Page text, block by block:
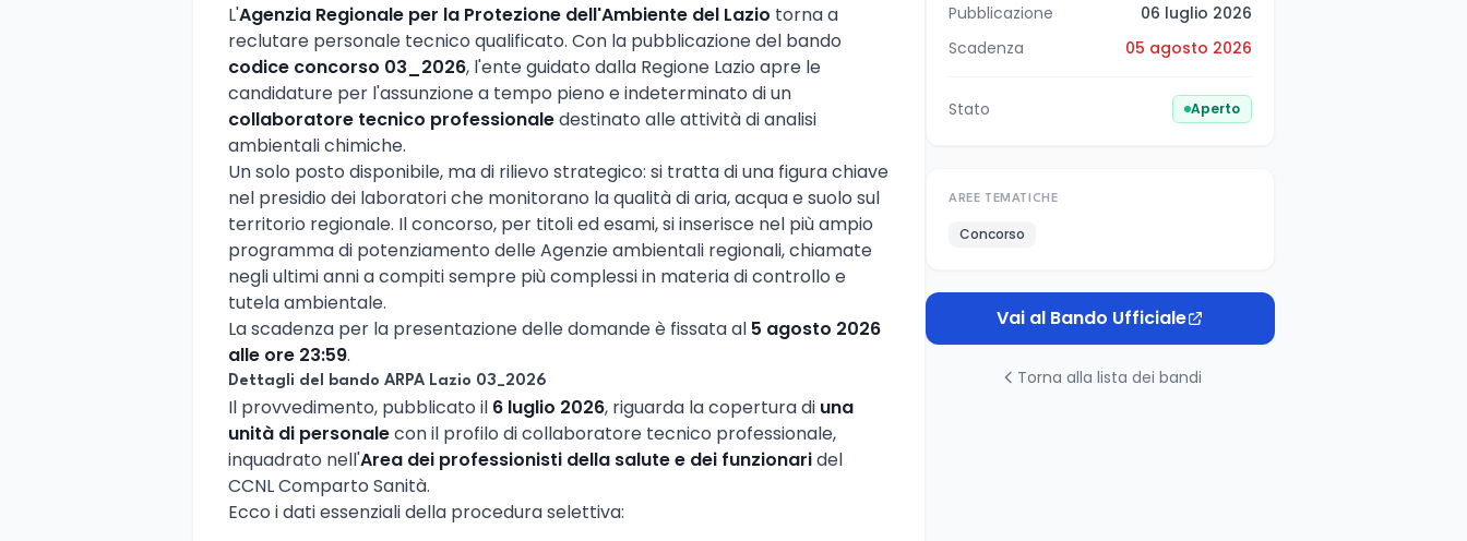
L'Agenzia Regionale per la Protezione dell'Ambiente del Lazio torna a
reclutare personale tecnico qualificato. Con la pubblicazione del bando
codice concorso 03_2026, l'ente guidato dalla Regione Lazio apre le
candidature per l'assunzione a tempo pieno e indeterminato di un
collaboratore tecnico professionaledestinato alle attività di analisi
ambientali chimiche.
Un solo posto disponibile, ma di rilievo strategico: si tratta di una figura chiave
nel presidio dei laboratori che monitorano la qualità di aria, acqua e suolo sul
territorio regionale. Il concorso, per titoli ed esami, si inserisce nel più ampio
programma di potenziamento delle Agenzie ambientali regionali, chiamate
negli ultimi anni a compiti sempre più complessi in materia di controllo e
tutela ambientale.
La scadenza per la presentazione delle domande è fissata al 5 agosto 2026
alle ore 23:59.
Dettagli del bando ARPA Lazio 03_2026
Il provvedimento, pubblicato il 6 luglio 2026, riguarda la copertura di una
unità di personalecon il profilo di collaboratore tecnico professionale,
inquadrato nell'Area dei professionisti della salute e dei funzionaridel
CCNL Comparto Sanità.
Ecco i dati essenziali della procedura selettiva:
Pubblicazione
06 luglio 2026
Scadenza
05 agosto 2026
Stato Aperto
AREE TEMATICHE
Concorso
Vai al Bando Ufficiale
Torna alla lista dei bandi